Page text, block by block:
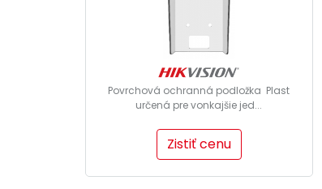
Povrchová ochranná podložka Plast
určená pre vonkajšie jed...
Zistiť cenu